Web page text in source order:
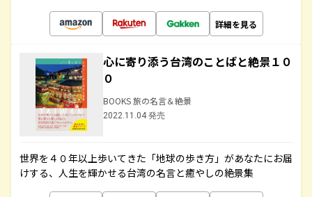
詳細を見る
心に寄り添う台湾のことばと絶景１０
０
BOOKS 旅の名言＆絶景
2022.11.04 発売
世界を４０年以上歩いてきた「地球の歩き方」があなたにお届
けする、人生を輝かせる台湾の名言と癒やしの絶景集